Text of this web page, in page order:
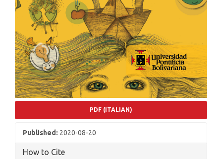
PDF (ITALIAN)
Published: 2020-08-20
How to Cite